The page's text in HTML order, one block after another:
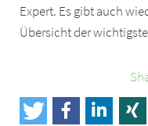
Expert. Es gibt auch
Übersicht der